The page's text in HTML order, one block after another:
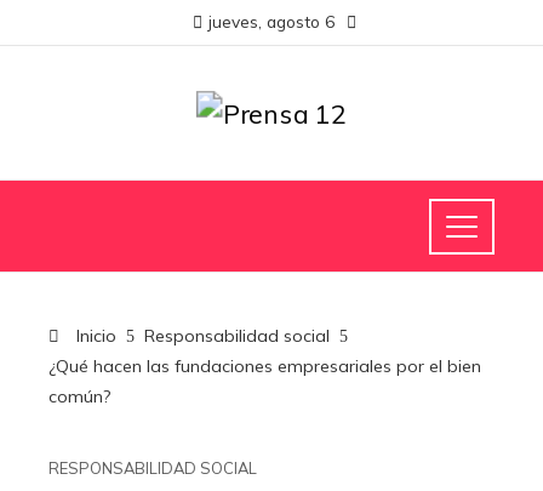
jueves, agosto 6
Inicio
Responsabilidad social
¿Qué hacen las fundaciones empresariales por el bien
común?
RESPONSABILIDAD SOCIAL